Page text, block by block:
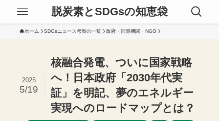
脱炭素とSDGsの知恵袋
ホーム SDGsニュース考察の一覧 政府・国際機関・NGO
核融合発電、ついに国家戦略
へ！日本政府「2030年代実
証」を明記、夢のエネルギー
実現へのロードマップとは？
2025
5/19